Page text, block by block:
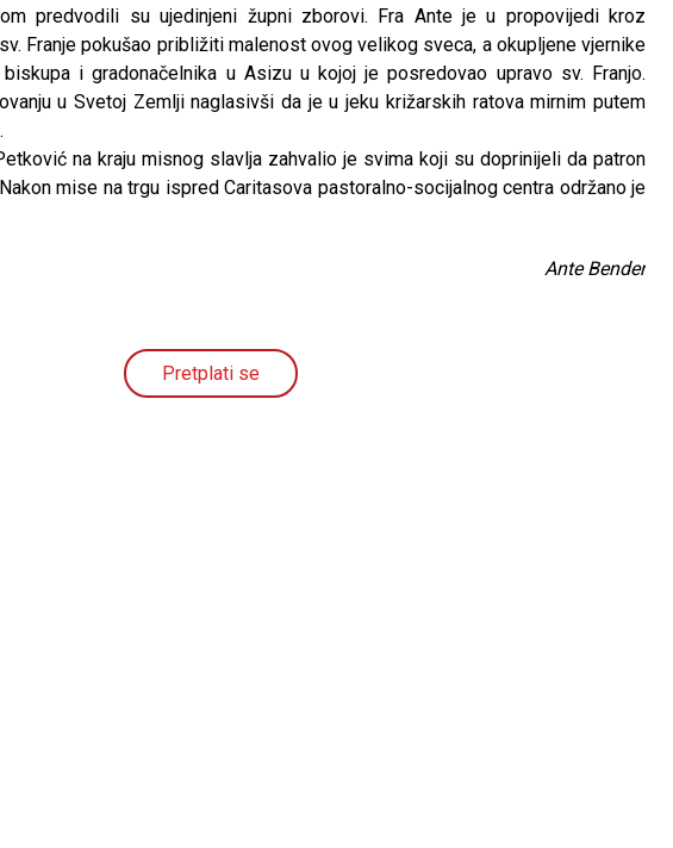
predvodili su ujedinjeni župni zborovi. Fra Ante je u propovijedi kroz
Franje pokušao približiti malenost ovog velikog sveca, a okupljene vjernike
i gradonačelnika u Asizu u kojoj je posredovao upravo sv. Franjo.
u Svetoj Zemlji naglasivši da je u jeku križarskih ratova mirnim putem
na kraju misnog slavlja zahvalio je svima koji su doprinijeli da patron
mise na trgu ispred Caritasova pastoralno-socijalnog centra održano je
Ante Bender
Pretplati se